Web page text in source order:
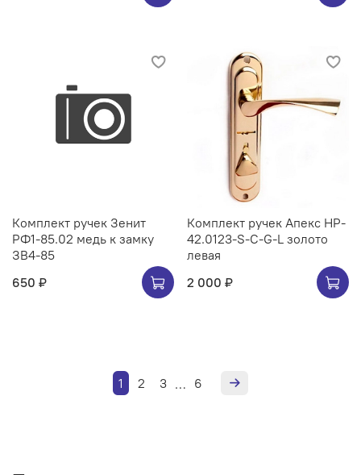
Комплект ручек Зенит
РФ1-85.02 медь к замку
ЗВ4-85
650 ₽
Комплект ручек Апекс HP-
42.0123-S-C-G-L золото
левая
2 000 ₽
1 2 3 … 6